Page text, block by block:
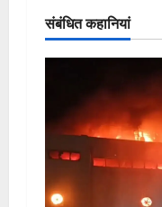
संबंधित कहानियां